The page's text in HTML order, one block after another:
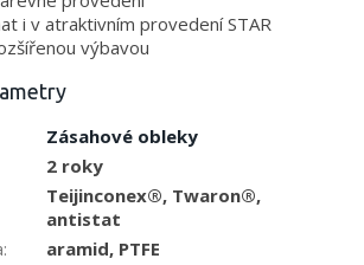
i v atraktivním provedení STAR
výbavou
Zásahové obleky
2 roky
Teijinconex®, Twaron®,
antistat
:
aramid, PTFE